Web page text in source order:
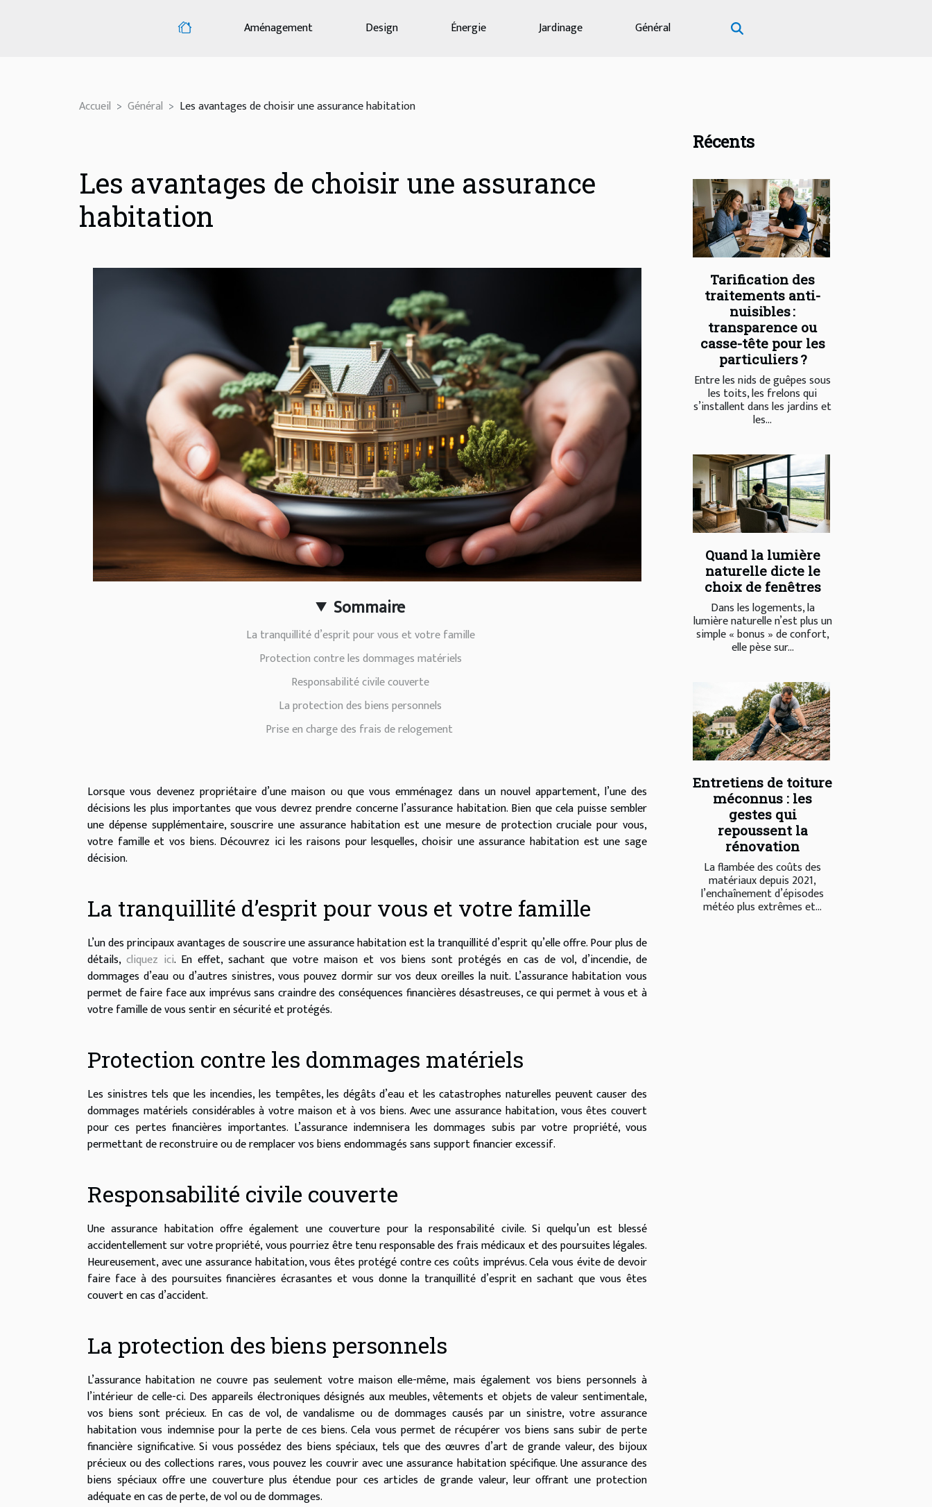
Aménagement Design Énergie Jardinage Général
Accueil Général Les avantages de choisir une assurance habitation
Les avantages de choisir une assurance
habitation
Sommaire
La tranquillité d’esprit pour vous et votre famille
Protection contre les dommages matériels
Responsabilité civile couverte
La protection des biens personnels
Prise en charge des frais de relogement
Lorsque vous devenez propriétaire d’une maison ou que vous emménagez dans un nouvel appartement, l’une des
décisions les plus importantes que vous devrez prendre concerne l’assurance habitation. Bien que cela puisse sembler
une dépense supplémentaire, souscrire une assurance habitation est une mesure de protection cruciale pour vous,
votre famille et vos biens. Découvrez ici les raisons pour lesquelles, choisir une assurance habitation est une sage
décision.
La tranquillité d’esprit pour vous et votre famille
L’un des principaux avantages de souscrire une assurance habitation est la tranquillité d’esprit qu’elle offre. Pour plus de
détails,cliquez ici. En effet, sachant que votre maison et vos biens sont protégés en cas de vol, d’incendie, de
dommages d’eau ou d’autres sinistres, vous pouvez dormir sur vos deux oreilles la nuit. L’assurance habitation vous
permet de faire face aux imprévus sans craindre des conséquences financières désastreuses, ce qui permet à vous et à
votre famille de vous sentir en sécurité et protégés.
Protection contre les dommages matériels
Les sinistres tels que les incendies, les tempêtes, les dégâts d’eau et les catastrophes naturelles peuvent causer des
dommages matériels considérables à votre maison et à vos biens. Avec une assurance habitation, vous êtes couvert
pour ces pertes financières importantes. L’assurance indemnisera les dommages subis par votre propriété, vous
permettant de reconstruire ou de remplacer vos biens endommagés sans support financier excessif.
Responsabilité civile couverte
Une assurance habitation offre également une couverture pour la responsabilité civile. Si quelqu’un est blessé
accidentellement sur votre propriété, vous pourriez être tenu responsable des frais médicaux et des poursuites légales.
Heureusement, avec une assurance habitation, vous êtes protégé contre ces coûts imprévus. Cela vous évite de devoir
faire face à des poursuites financières écrasantes et vous donne la tranquillité d’esprit en sachant que vous êtes
couvert en cas d’accident.
La protection des biens personnels
L’assurance habitation ne couvre pas seulement votre maison elle-même, mais également vos biens personnels à
l’intérieur de celle-ci. Des appareils électroniques désignés aux meubles, vêtements et objets de valeur sentimentale,
vos biens sont précieux. En cas de vol, de vandalisme ou de dommages causés par un sinistre, votre assurance
habitation vous indemnise pour la perte de ces biens. Cela vous permet de récupérer vos biens sans subir de perte
financière significative. Si vous possédez des biens spéciaux, tels que des œuvres d’art de grande valeur, des bijoux
précieux ou des collections rares, vous pouvez les couvrir avec une assurance habitation spécifique. Une assurance des
biens spéciaux offre une couverture plus étendue pour ces articles de grande valeur, leur offrant une protection
adéquate en cas de perte, de vol ou de dommages.
Récents
Tarification des
traitements anti-
nuisibles :
transparence ou
casse-tête pour les
particuliers ?
Entre les nids de guêpes sous
les toits, les frelons qui
s’installent dans les jardins et
les...
Quand la lumière
naturelle dicte le
choix de fenêtres
Dans les logements, la
lumière naturelle n’est plus un
simple « bonus » de confort,
elle pèse sur...
Entretiens de toiture
méconnus : les
gestes qui
repoussent la
rénovation
La flambée des coûts des
matériaux depuis 2021,
l’enchaînement d’épisodes
météo plus extrêmes et...